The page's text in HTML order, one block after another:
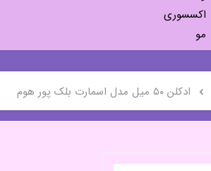
اکسسوری
مو
ادکلن ۵۰ میل مدل اسمارت بلک پور هوم